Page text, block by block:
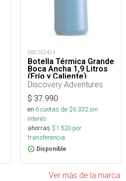
DISC102424
Botella Térmica Grande
Boca Ancha 1,9 Litros
(Frío y Caliente)
Discovery Adventures
$ 37.990
en 6cuotas de $6.332sin
interés
ahorras $1.520 por
transferencia.
Disponible
Ver más de la marca